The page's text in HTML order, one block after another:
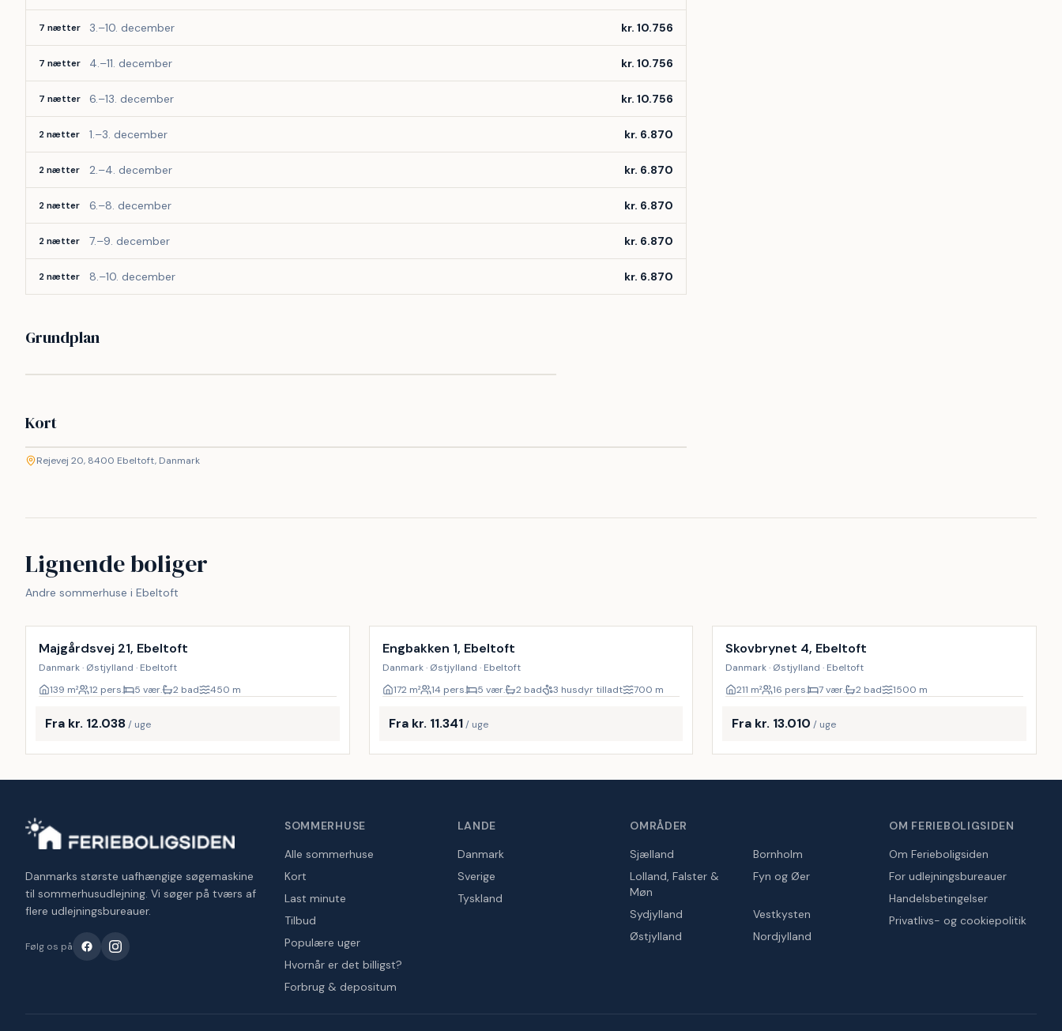
7 nætter 3.–10. december kr. 10.756
7 nætter 4.–11. december kr. 10.756
7 nætter 6.–13. december kr. 10.756
2 nætter 1.–3. december kr. 6.870
2 nætter 2.–4. december kr. 6.870
2 nætter 6.–8. december kr. 6.870
2 nætter 7.–9. december kr. 6.870
2 nætter 8.–10. december kr. 6.870
Grundplan
Kort
+
Rejevej 20, 8400 Ebeltoft, Danmark
Lignende boliger
Andre sommerhuse i Ebeltoft
Majgårdsvej 21, Ebeltoft
Danmark · Østjylland · Ebeltoft
139 m² 12 pers. 5 vær. 2 bad 450 m
Fra kr. 12.038/ uge
Engbakken 1, Ebeltoft
Danmark · Østjylland · Ebeltoft
172m² 14 pers. 5 vær. 2 bad 3 husdyr tilladt 700 m
Fra kr. 11.341 / uge
Skovbrynet 4, Ebeltoft
Danmark · Østjylland · Ebeltoft
211 m² 16 pers. 7 vær. 2 bad 1500 m
Fra kr. 13.010 / uge
Danmarks største uafhængige søgemaskine
til sommerhusudlejning. Vi søger på tværs af
flere udlejningsbureauer.
Følg os på
SOMMERHUSE
Alle sommerhuse
Kort
Last minute
Tilbud
Populære uger
Hvornår er det billigst?
Forbrug & depositum
LANDE
Danmark
Sverige
Tyskland
OMRÅDER
Sjælland
Bornholm
Lolland, Falster &
Møn
Fyn og Øer
Sydjylland
Vestkysten
Østjylland
Nordjylland
OM FERIEBOLIGSIDEN
Om Ferieboligsiden
For udlejningsbureauer
Handelsbetingelser
Privatlivs- og cookiepolitik